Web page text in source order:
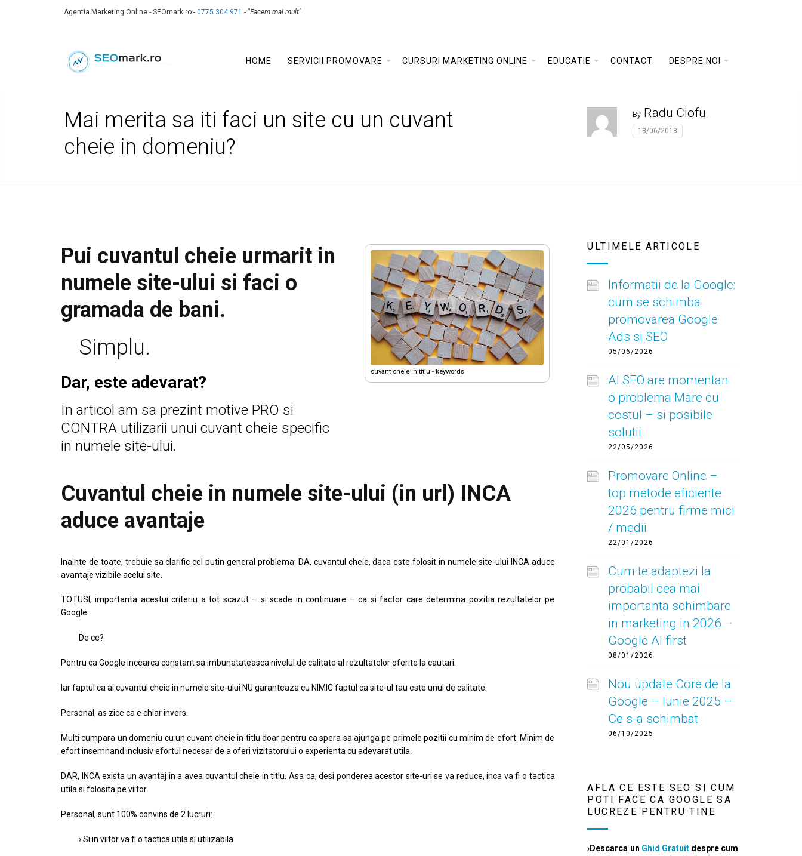
Agentia Marketing Online - SEOmark.ro - 0775.304.971 - "Facem mai mult"
HOME SERVICII PROMOVARE CURSURI MARKETING ONLINE EDUCATIE CONTACT DESPRE NOI
Mai merita sa iti faci un site cu un cuvant
cheie in domeniu?
By Radu Ciofu
18/06/2018
Pui cuvantul cheie urmarit in
numele site-ului si faci o
gramada de bani.
Simplu.
Dar, este adevarat?
In articol am sa prezint motive PRO si
CONTRA utilizarii unui cuvant cheie specific
in numele site-ului.
cuvant cheie in titlu - keywords
Cuvantul cheie in numele site-ului (in url) INCA
aduce avantaje
Inainte de toate, trebuie sa clarific cel putin general problema: DA, cuvantul cheie, daca este folosit in numele site-ului INCA aduce
avantaje vizibile acelui site.
TOTUSI, importanta acestui criteriu a tot scazut – si scade in continuare – ca si factor care determina pozitia rezultatelor pe
Google.
De ce?
Pentru ca Google incearca constant sa imbunatateasca nivelul de calitate al rezultatelor oferite la cautari.
Iar faptul ca ai cuvantul cheie in numele site-ului NU garanteaza cu NIMIC faptul ca site-ul tau este unul de calitate.
Personal, as zice ca e chiar invers.
Multi cumpara un domeniu cu un cuvant cheie in titlu doar pentru ca spera sa ajunga pe primele pozitii cu minim de efort. Minim de
efort insemnand inclusiv efortul necesar de a oferi vizitatorului o experienta cu adevarat utila.
DAR, INCA exista un avantaj in a avea cuvantul cheie in titlu. Asa ca, desi ponderea acestor site-uri se va reduce, inca va fi o tactica
utila si folosita pe viitor.
Personal, sunt 100% convins de 2 lucruri:
› Si in viitor va fi o tactica utila si utilizabila
ULTIMELE ARTICOLE
Informatii de la Google:
cum se schimba
promovarea Google
Ads si SEO
05/06/2026
AI SEO are momentan
o problema Mare cu
costul – si posibile
solutii
22/05/2026
Promovare Online –
top metode eficiente
2026 pentru firme mici
/ medii
22/01/2026
Cum te adaptezi la
probabil cea mai
importanta schimbare
in marketing in 2026 –
Google AI first
08/01/2026
Nou update Core de la
Google – Iunie 2025 –
Ce s-a schimbat
06/10/2025
AFLA CE ESTE SEO SI CUM
POTI FACE CA GOOGLE SA
LUCREZE PENTRU TINE
›Descarca un Ghid Gratuitdespre cum